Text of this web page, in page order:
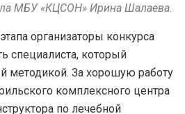
МБУ «КЦСОН» Ирина Шалаева.
организаторы конкурса
специалиста, который
методикой. За хорошую работу
комплексного центра
по лечебной